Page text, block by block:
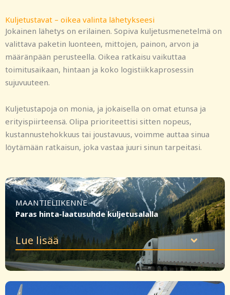
Kuljetustavat – oikea valinta lähetykseesi
Jokainen lähetys on erilainen. Sopiva kuljetusmenetelmä on
valittava paketin luonteen, mittojen, painon, arvon ja
määränpään perusteella. Oikea ratkaisu vaikuttaa
toimitusaikaan, hintaan ja koko logistiikkaprosessin
sujuvuuteen.
Kuljetustapoja on monia, ja jokaisella on omat etunsa ja
erityispiirteensä. Olipa prioriteettisi sitten nopeus,
kustannustehokkuus tai joustavuus, voimme auttaa sinua
löytämään ratkaisun, joka vastaa juuri sinun tarpeitasi.
MAANTIELIIKENNE
Paras hinta-laatusuhde kuljetusalalla
Lue lisää